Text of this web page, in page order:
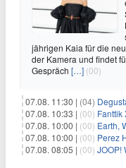
jährigen Kaia für die
der Kamera und findet
Gespräch […] (00)
07.08. 11:30 | (04)
07.08. 10:33 | (00) Fanttik
07.08. 10:00 | (00) Earth,
07.08. 10:00 | (00) Perez
07.08. 08:05 | (00) JOOP!